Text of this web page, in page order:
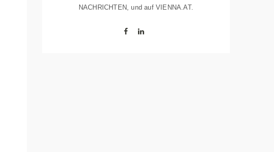
NACHRICHTEN, und auf VIENNA.AT.